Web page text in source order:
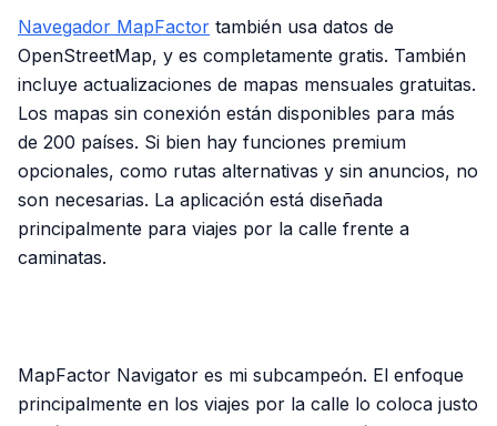
Navegador MapFactor también usa datos de
OpenStreetMap, y es completamente gratis. También
incluye actualizaciones de mapas mensuales gratuitas.
Los mapas sin conexión están disponibles para más
de 200 países. Si bien hay funciones premium
opcionales, como rutas alternativas y sin anuncios, no
son necesarias. La aplicación está diseñada
principalmente para viajes por la calle frente a
caminatas.
MapFactor Navigator es mi subcampeón. El enfoque
principalmente en los viajes por la calle lo coloca justo